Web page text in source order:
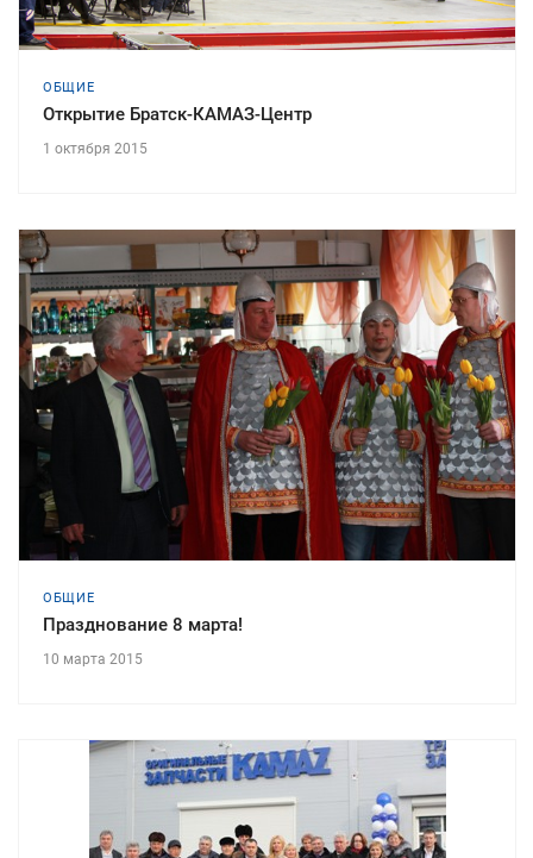
ОБЩИЕ
Открытие Братск-КАМАЗ-Центр
1 октября 2015
ОБЩИЕ
Празднование 8 марта!
10 марта 2015